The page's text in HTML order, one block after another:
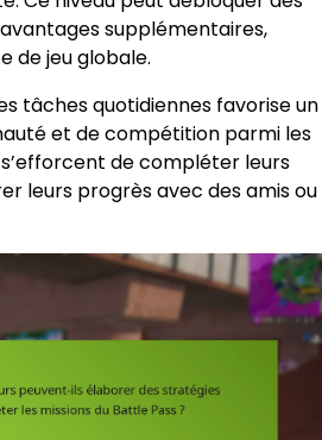
supplémentaires,
de jeu globale.
tâches quotidiennes favorise un
et de compétition parmi les
de compléter leurs
leurs progrès avec des amis ou